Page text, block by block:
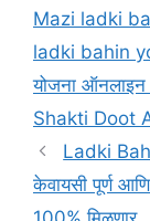
Mazi ladki
ladki bahin
योजना
Shakti Doot
Ladki
केवायसी पूर्ण